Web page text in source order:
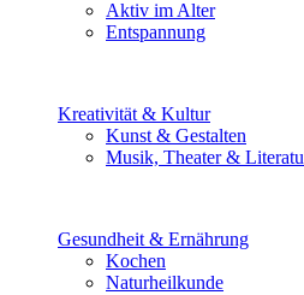
Aktiv im Alter
Entspannung
Kreativität & Kultur
Kunst & Gestalten
Musik, Theater &
Gesundheit & Ernährung
Kochen
Naturheilkunde